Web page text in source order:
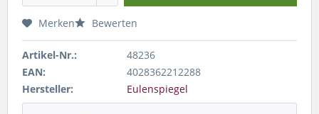
Merken Bewerten
Artikel-Nr.:
48236
EAN:
4028362212288
Hersteller:
Eulenspiegel